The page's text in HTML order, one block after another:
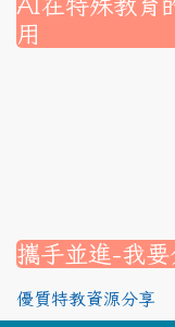
用
nk to https://
ink to https://
link to https://
link to https://
link to https://
攜手並進-我要
優質特教資源分享